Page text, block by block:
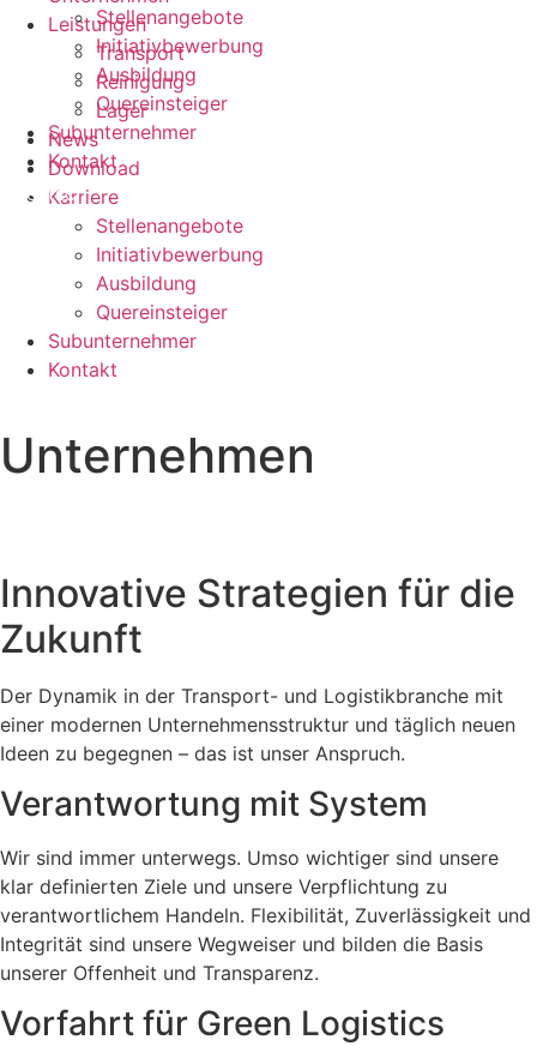
Leistungen
Transport
Reinigung
Lager
News
Download
Karriere
Stellenangebote
Initiativbewerbung
Ausbildung
Quereinsteiger
Subunternehmer
Kontakt
Stellenangebote
Initiativbewerbung
Ausbildung
Quereinsteiger
Subunternehmer
Kontakt
Deutsch
Unternehmen
Innovative Strategien für die
Zukunft
Der Dynamik in der Transport- und Logistikbranche mit
einer modernen Unternehmensstruktur und täglich neuen
Ideen zu begegnen – das ist unser Anspruch.
Verantwortung mit System
Wir sind immer unterwegs. Umso wichtiger sind unsere
klar definierten Ziele und unsere Verpflichtung zu
verantwortlichem Handeln. Flexibilität, Zuverlässigkeit und
Integrität sind unsere Wegweiser und bilden die Basis
unserer Offenheit und Transparenz.
Vorfahrt für Green Logistics